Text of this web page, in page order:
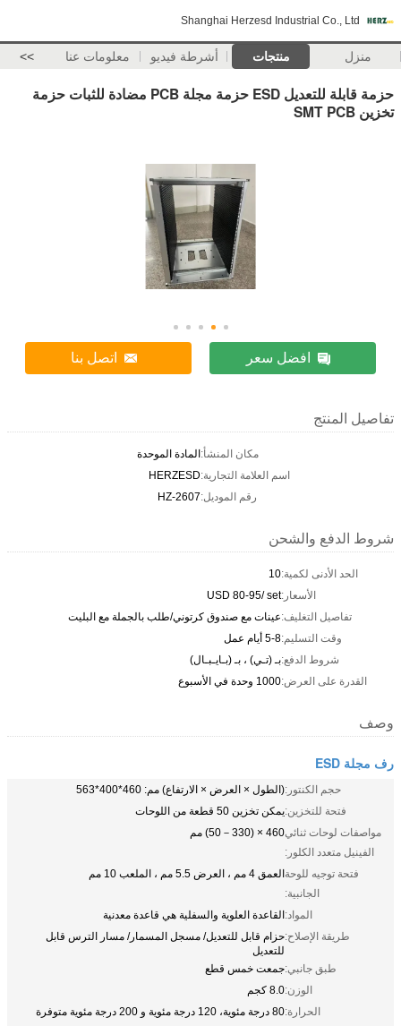
Shanghai Herzesd Industrial Co., Ltd
منزل منتجات أشرطة فيديو معلومات عنا >>
حزمة قابلة للتعديل ESD حزمة مجلة PCB مضادة للثبات حزمة
تخزين SMT PCB
افضل سعر اتصل بنا
تفاصيل المنتج
مكان المنشأ:المادة الموحدة
اسم العلامة التجارية:HERZESD
رقم الموديل:HZ-2607
شروط الدفع والشحن
الحد الأدنى لكمية:10
الأسعار:USD 80-95/ set
تفاصيل التغليف:عينات مع صندوق كرتوني/طلب بالجملة مع البليت
وقت التسليم:5-8 أيام عمل
شروط الدفع:بـ (تـي) ، بـ (بـايـبـال)
القدرة على العرض:1000 وحدة في الأسبوع
وصف
رف مجلة ESD
حجم الكنتور:(الطول × العرض × الارتفاع) مم: 460*400*563
فتحة للتخزين:يمكن تخزين 50 قطعة من اللوحات
مواصفات لوحات ثنائي
الفينيل متعدد الكلور:
460 × (50－330) مم
فتحة توجيه للوحة
الجانبية:
العمق 4 مم ، العرض 5.5 مم ، الملعب 10 مم
المواد:القاعدة العلوية والسفلية هي قاعدة معدنية
طريقة الإصلاح:حزام قابل للتعديل/ مسجل المسمار/ مسار الترس قابل
للتعديل
طبق جانبي:جمعت خمس قطع
الوزن:8.0 كجم
الحرارة:80 درجة مئوية، 120 درجة مئوية و 200 درجة مئوية متوفرة